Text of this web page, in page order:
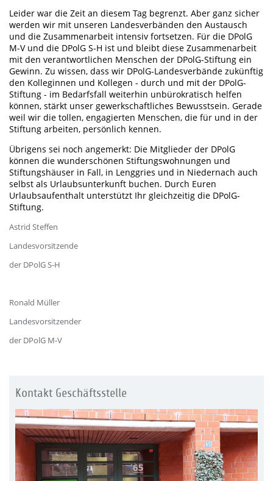
Leider war die Zeit an diesem Tag begrenzt. Aber ganz sicher
werden wir mit unseren Landesverbänden den Austausch
und die Zusammenarbeit intensiv fortsetzen. Für die DPolG
M-V und die DPolG S-H ist und bleibt diese Zusammenarbeit
mit den verantwortlichen Menschen der DPolG-Stiftung ein
Gewinn. Zu wissen, dass wir DPolG-Landesverbände zukünftig
den Kolleginnen und Kollegen - durch und mit der DPolG-
Stiftung - im Bedarfsfall weiterhin unbürokratisch helfen
können, stärkt unser gewerkschaftliches Bewusstsein. Gerade
weil wir die tollen, engagierten Menschen, die für und in der
Stiftung arbeiten, persönlich kennen.
Übrigens sei noch angemerkt: Die Mitglieder der DPolG
können die wunderschönen Stiftungswohnungen und
Stiftungshäuser in Fall, in Lenggries und in Niedernach auch
selbst als Urlaubsunterkunft buchen. Durch Euren
Urlaubsaufenthalt unterstützt Ihr gleichzeitig die DPolG-
Stiftung.
Astrid Steffen
Landesvorsitzende
der DPolG S-H
Ronald Müller
Landesvorsitzender
der DPolG M-V
Kontakt Geschäftsstelle